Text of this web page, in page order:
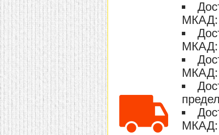
МКАД:
МКАД:
МКАД:
МКАД: